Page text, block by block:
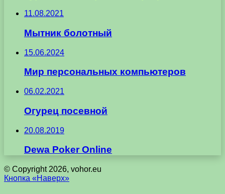
11.08.2021
Мытник болотный
15.06.2024
Мир персональных компьютеров
06.02.2021
Огурец посевной
20.08.2019
Dewa Poker Online
© Copyright 2026, vohor.eu
Кнопка «Наверх»